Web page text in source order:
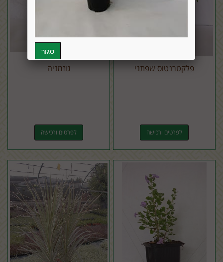
פלקטרנטוס שפתני
לפרטים ורכישה
גוזמניה
לפרטים ורכישה